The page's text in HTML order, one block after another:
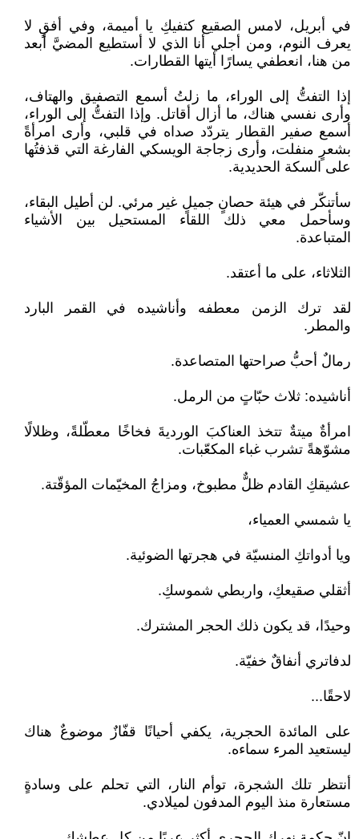
في أبريل، لامس الصقيع كتفيكِ يا أميمة، وفي أفقٍ لا
يعرف النوم، ومن أجلي أنا الذي لا أستطيع المضيَّ أبعد
من هنا، انعطفي يسارًا أيتها القطارات.
إذا التفتُّ إلى الوراء، ما زلتُ أسمع التصفيق والهتاف،
وأرى نفسي هناك، ما أزال أقاتل. وإذا التفتُّ إلى الوراء،
أسمع صفير القطار يتردّد صداه في قلبي، وأرى امرأةً
بشعرٍ منفلت، وأرى زجاجة الويسكي الفارغة التي قذفتُها
على السكة الحديدية.
سأتنكّر في هيئة حصانٍ جميلٍ غير مرئي. لن أطيل البقاء،
وسأحمل معي ذلك اللقاء المستحيل بين الأشياء
المتباعدة.
الثلاثاء، على ما أعتقد.
لقد ترك الزمن معطفه وأناشيده في القمر البارد
والمطر.
رمالٌ أحبُّ صراحتها المتصاعدة.
أناشيده: ثلاث حبّاتٍ من الرمل.
امرأةٌ ميتةٌ تتخذ العناكبَ الورديةَ فخاخًا معطّلةً، وظلالًا
مشوّهةً تشرب غباء المكعّبات.
عشيقكِ القادم ظلٌّ مطبوخ، ومزاجُ المخيّمات المؤقّتة.
يا شمسي العمياء،
ويا أدواتكِ المنسيّة في هجرتها الضوئية.
أثقلي صقيعكِ، واربطي شموسكِ.
وحيدًا، قد يكون ذلك الحجر المشترك.
لدفاتري أنفاقٌ خفيّة.
لاحقًا...
على المائدة الحجرية، يكفي أحيانًا قفّازٌ موضوعٌ هناك
ليستعيد المرء سماءه.
أنتظر تلك الشجرة، توأم النار، التي تحلم على وسادةٍ
مستعارة منذ اليوم المدفون لميلادي.